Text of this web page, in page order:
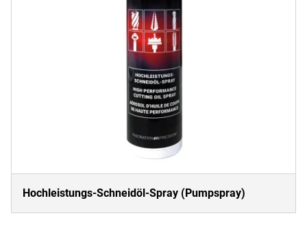
Hochleistungs-Schneidöl-Spray (Pumpspray)